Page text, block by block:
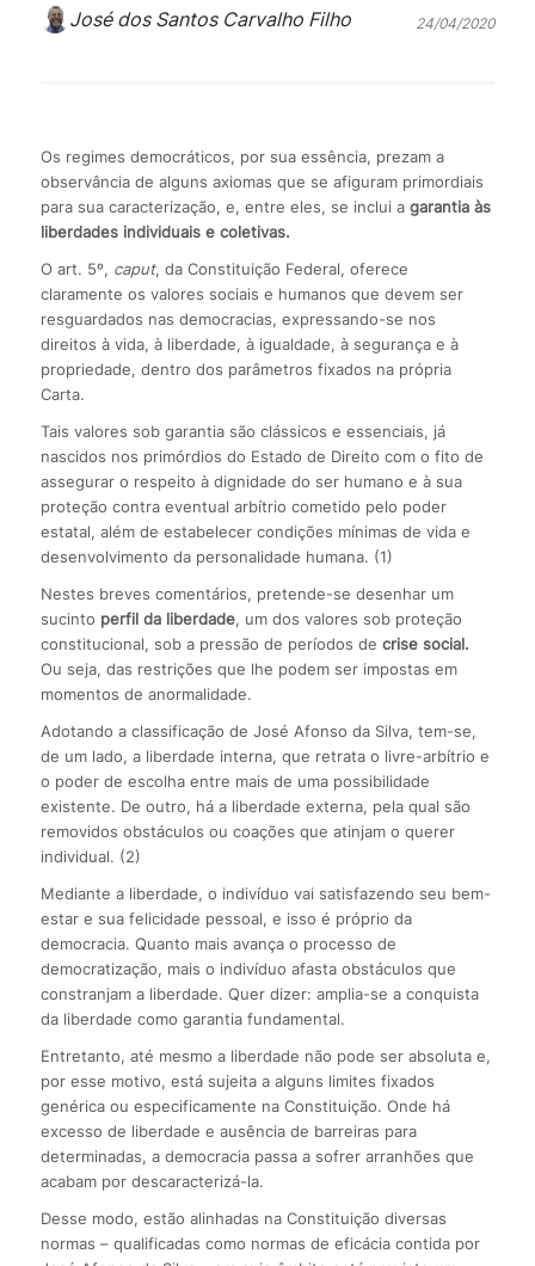
José dos Santos Carvalho Filho 24/04/2020
Os regimes democráticos, por sua essência, prezam a
observância de alguns axiomas que se afiguram primordiais
para sua caracterização, e, entre eles, se inclui a garantia às
liberdades individuais e coletivas.
O art. 5º, caput, da Constituição Federal, oferece
claramente os valores sociais e humanos que devem ser
resguardados nas democracias, expressando-se nos
direitos à vida, à liberdade, à igualdade, à segurança e à
propriedade, dentro dos parâmetros fixados na própria
Carta.
Tais valores sob garantia são clássicos e essenciais, já
nascidos nos primórdios do Estado de Direito com o fito de
assegurar o respeito à dignidade do ser humano e à sua
proteção contra eventual arbítrio cometido pelo poder
estatal, além de estabelecer condições mínimas de vida e
desenvolvimento da personalidade humana. (1)
Nestes breves comentários, pretende-se desenhar um
sucinto perfil da liberdade, um dos valores sob proteção
constitucional, sob a pressão de períodos de crise social.
Ou seja, das restrições que lhe podem ser impostas em
momentos de anormalidade.
Adotando a classificação de José Afonso da Silva, tem-se,
de um lado, a liberdade interna, que retrata o livre-arbítrio e
o poder de escolha entre mais de uma possibilidade
existente. De outro, há a liberdade externa, pela qual são
removidos obstáculos ou coações que atinjam o querer
individual. (2)
Mediante a liberdade, o indivíduo vai satisfazendo seu bem-
estar e sua felicidade pessoal, e isso é próprio da
democracia. Quanto mais avança o processo de
democratização, mais o indivíduo afasta obstáculos que
constranjam a liberdade. Quer dizer: amplia-se a conquista
da liberdade como garantia fundamental.
Entretanto, até mesmo a liberdade não pode ser absoluta e,
por esse motivo, está sujeita a alguns limites fixados
genérica ou especificamente na Constituição. Onde há
excesso de liberdade e ausência de barreiras para
determinadas, a democracia passa a sofrer arranhões que
acabam por descaracterizá-la.
Desse modo, estão alinhadas na Constituição diversas
normas – qualificadas como normas de eficácia contida por